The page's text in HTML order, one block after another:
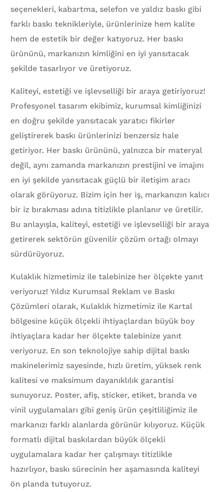
seçenekleri, kabartma, selefon ve yaldız baskı gibi
farklı baskı teknikleriyle, ürünlerinize hem kalite
hem de estetik bir değer katıyoruz. Her baskı
ürününü, markanızın kimliğini en iyi yansıtacak
şekilde tasarlıyor ve üretiyoruz.
Kaliteyi, estetiği ve işlevselliği bir araya getiriyoruz!
Profesyonel tasarım ekibimiz, kurumsal kimliğinizi
en doğru şekilde yansıtacak yaratıcı fikirler
geliştirerek baskı ürünlerinizi benzersiz hale
getiriyor. Her baskı ürününü, yalnızca bir materyal
değil, aynı zamanda markanızın prestijini ve imajını
en iyi şekilde yansıtacak güçlü bir iletişim aracı
olarak görüyoruz. Bizim için her iş, markanızın kalıcı
bir iz bırakması adına titizlikle planlanır ve üretilir.
Bu anlayışla, kaliteyi, estetiği ve işlevselliği bir araya
getirerek sektörün güvenilir çözüm ortağı olmayı
sürdürüyoruz.
Kulaklık hizmetimiz ile talebinize her ölçekte yanıt
veriyoruz! Yıldız Kurumsal Reklam ve Baskı
Çözümleri olarak, Kulaklık hizmetimiz ile Kartal
bölgesine küçük ölçekli ihtiyaçlardan büyük boy
ihtiyaçlara kadar her ölçekte talebinize yanıt
veriyoruz. En son teknolojiye sahip dijital baskı
makinelerimiz sayesinde, hızlı üretim, yüksek renk
kalitesi ve maksimum dayanıklılık garantisi
sunuyoruz. Poster, afiş, sticker, etiket, branda ve
vinil uygulamaları gibi geniş ürün çeşitliliğimiz ile
markanızı farklı alanlarda görünür kılıyoruz. Küçük
formatlı dijital baskılardan büyük ölçekli
uygulamalara kadar her çalışmayı titizlikle
hazırlıyor, baskı sürecinin her aşamasında kaliteyi
ön planda tutuyoruz.